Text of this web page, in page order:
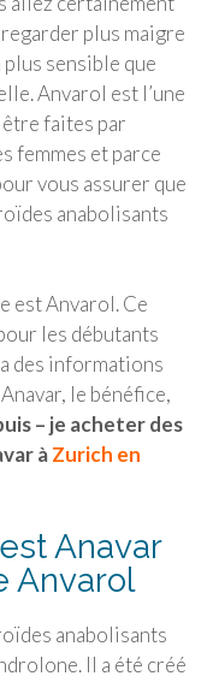
plus maigre
plus sensible que
Anvarol est l’une
faites par
femmes et parce
vous assurer que
anabolisants
est Anvarol. Ce
les débutants
des informations
le bénéfice,
– je acheter des
àZurich en
Anavar
Anvarol
anabolisants
Il a été créé